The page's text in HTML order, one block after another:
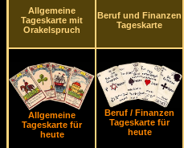
Allgemeine
Tageskarte mit
Orakelspruch
Beruf und Finanzen
Tageskarte
Allgemeine
Tageskarte für
heute
Beruf / Finanzen
Tageskarte für
heute